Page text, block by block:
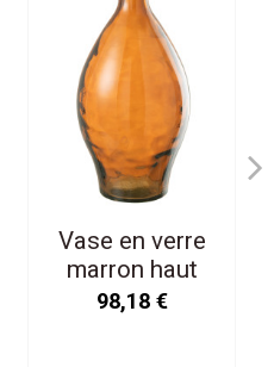
Vase en verre
marron haut
98,18 €